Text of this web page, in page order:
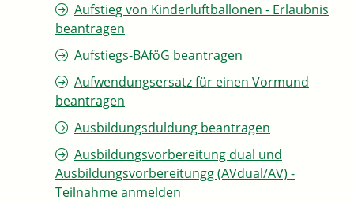
Aufstieg von Kinderluftballonen - Erlaubnis
beantragen
Aufstiegs-BAföG beantragen
Aufwendungsersatz für einen Vormund
beantragen
Ausbildungsduldung beantragen
Ausbildungsvorbereitung dual und
Ausbildungsvorbereitungg (AVdual/AV) -
Teilnahme anmelden